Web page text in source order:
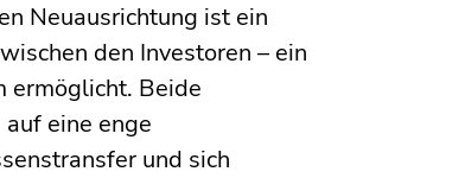
Neuausrichtung ist ein
den Investoren – ein
ermöglicht. Beide
eine enge
und sich